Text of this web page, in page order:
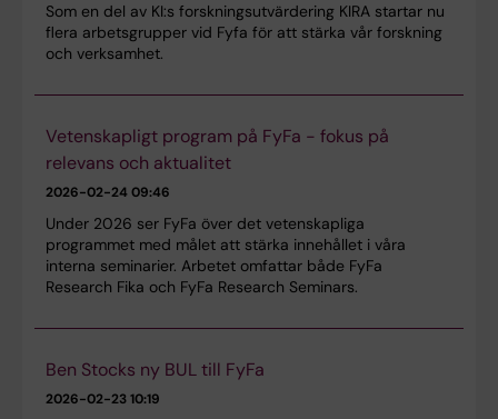
Som en del av KI:s forskningsutvärdering KIRA startar nu
flera arbetsgrupper vid Fyfa för att stärka vår forskning
och verksamhet.
Vetenskapligt program på FyFa - fokus på
relevans och aktualitet
2026-02-24 09:46
Under 2026 ser FyFa över det vetenskapliga
programmet med målet att stärka innehållet i våra
interna seminarier. Arbetet omfattar både FyFa
Research Fika och FyFa Research Seminars.
Ben Stocks ny BUL till FyFa
2026-02-23 10:19